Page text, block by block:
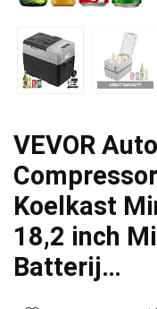
VEVOR
Koelkast
18,2 inch
Batterij…